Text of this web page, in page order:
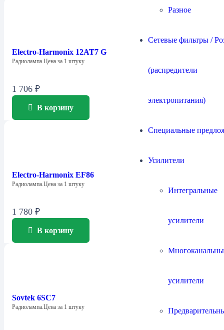
Разное
Сетевые фильтры /
(распредители
электропитания)
Специальные
Усилители
Интегральные
усилители
усилители
Electro-Harmonix 12AT7 G
Радиолампа.Цена за 1 штуку
1 706 ₽
В корзину
Electro-Harmonix EF86
Радиолампа.Цена за 1 штуку
1 780 ₽
В корзину
Sovtek 6SC7
Радиолампа.Цена за 1 штуку